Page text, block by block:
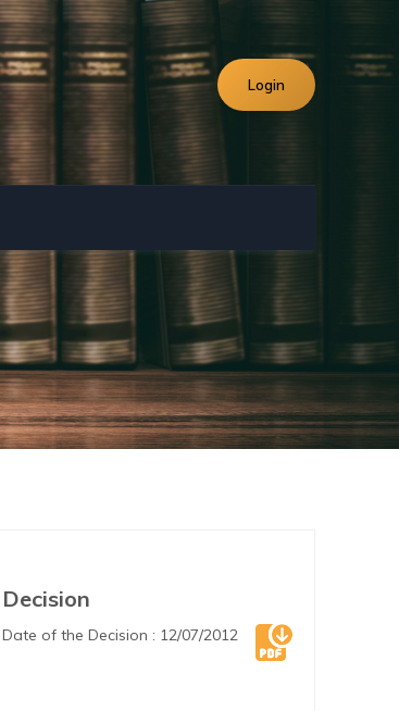
Login
Decision
Date of the Decision : 12/07/2012